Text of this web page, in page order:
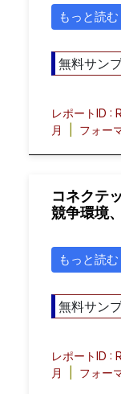
もっと読む
無料サン
レポートID :
月
フォー
コネクテ
競争環境
もっと読む
無料サン
レポートID :
月
フォー